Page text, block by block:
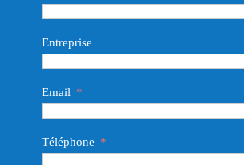
Entreprise
Email
Téléphone